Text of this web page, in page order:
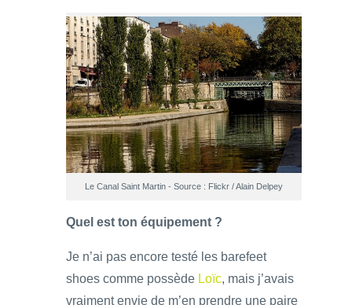
Le Canal Saint Martin - Source : Flickr / Alain Delpey
Quel est ton équipement ?
Je n’ai pas encore testé les barefeet
shoes comme possède Loïc, mais j’avais
vraiment envie de m’en prendre une paire